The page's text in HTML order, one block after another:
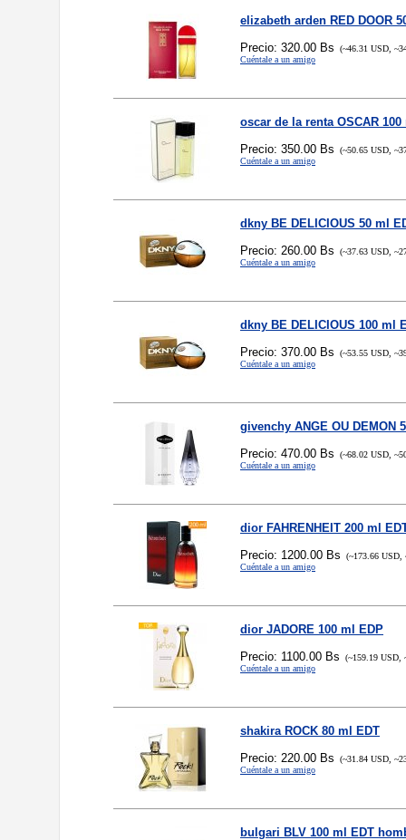
elizabeth arden RED DOOR
Precio: 320.00 Bs (~46.31 USD,
Cuéntale a un amigo
oscar de la renta OSCAR 100
Precio: 350.00 Bs (~50.65 USD,
Cuéntale a un amigo
dkny BE DELICIOUS 50 ml
Precio: 260.00 Bs (~37.63 USD,
Cuéntale a un amigo
dkny BE DELICIOUS 100 ml
Precio: 370.00 Bs (~53.55 USD,
Cuéntale a un amigo
givenchy ANGE OU DEMON
Precio: 470.00 Bs (~68.02 USD,
Cuéntale a un amigo
dior FAHRENHEIT 200 ml
Precio: 1200.00 Bs (~173.66 USD,
Cuéntale a un amigo
dior JADORE 100 ml EDP
Precio: 1100.00 Bs (~159.19 USD,
Cuéntale a un amigo
shakira ROCK 80 ml EDT
Precio: 220.00 Bs (~31.84 USD,
Cuéntale a un amigo
bulgari BLV 100 ml EDT